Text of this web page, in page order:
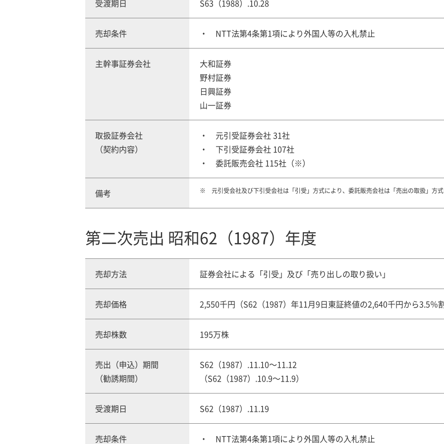
受渡期日 S63（1988）.10.28
売却条件 NTT法第4条第1項により外国人等の入札禁止
主幹事証券会社
大和証券
野村証券
日興証券
山一証券
取扱証券会社
（契約内容）
元引受証券会社 31社
下引受証券会社 107社
委託販売会社 115社（※）
備考 元引受会社及び下引受会社は「引受」方式により、委託販売会社は「売出の取扱」方
第二次売出 昭和62（1987）年度
売却方法 証券会社による「引受」及び「売り出しの取り扱い」
売却価格 2,550千円（S62（1987）年11月9日東証終値の2,640千円から3.5％
売却株数 195万株
売出（申込）期間
（勧誘期間）
S62（1987）.11.10～11.12
（S62（1987）.10.9～11.9）
受渡期日 S62（1987）.11.19
売却条件 NTT法第4条第1項により外国人等の入札禁止